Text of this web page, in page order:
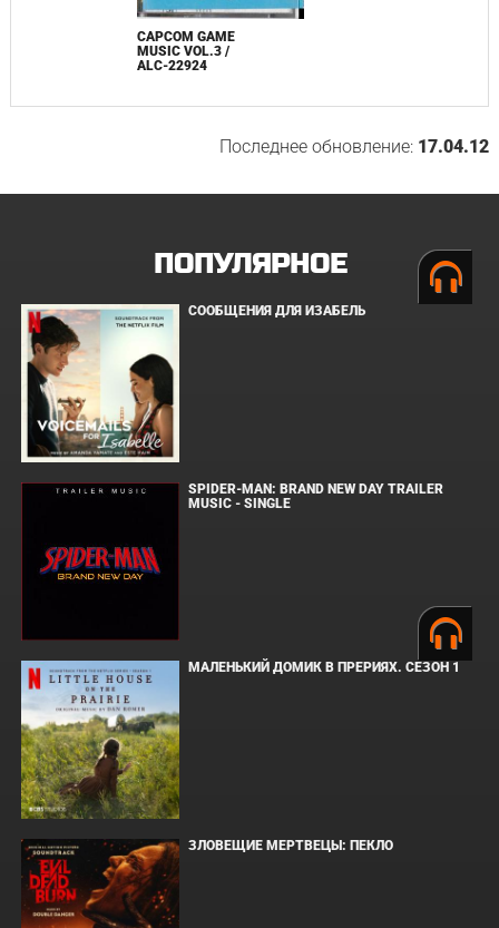
CAPCOM GAME
MUSIC VOL.3 /
ALC-22924
Последнее обновление: 17.04.12
ПОПУЛЯРНОЕ
СООБЩЕНИЯ ДЛЯ ИЗАБЕЛЬ
SPIDER-MAN: BRAND NEW DAY TRAILER
MUSIC - SINGLE
МАЛЕНЬКИЙ ДОМИК В ПРЕРИЯХ. СЕЗОН 1
ЗЛОВЕЩИЕ МЕРТВЕЦЫ: ПЕКЛО